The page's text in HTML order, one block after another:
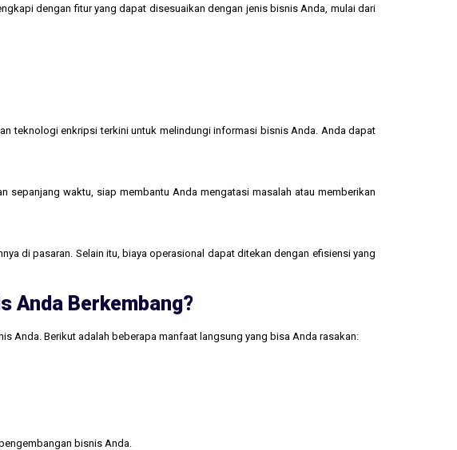
dengan fitur yang dapat disesuaikan dengan jenis bisnis Anda, mulai dari
teknologi enkripsi terkini untuk melindungi informasi bisnis Anda. Anda dapat
sepanjang waktu, siap membantu Anda mengatasi masalah atau memberikan
di pasaran. Selain itu, biaya operasional dapat ditekan dengan efisiensi yang
Anda Berkembang?
Anda. Berikut adalah beberapa manfaat langsung yang bisa Anda rasakan:
bisnis Anda.